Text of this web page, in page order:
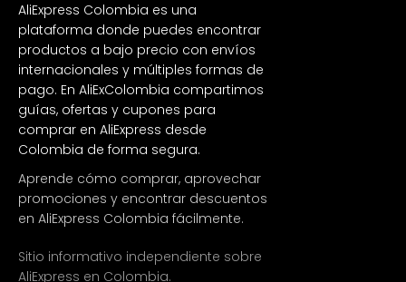
AliExpress Colombia es una
plataforma donde puedes encontrar
productos a bajo precio con envíos
internacionales y múltiples formas de
pago. En AliExColombia compartimos
guías, ofertas y cupones para
comprar en AliExpress desde
Colombia de forma segura.
Aprende cómo comprar, aprovechar
promociones y encontrar descuentos
en AliExpress Colombia fácilmente.
Sitio informativo independiente sobre
AliExpress en Colombia.